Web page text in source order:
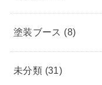
塗装ブース (8)
未分類 (31)